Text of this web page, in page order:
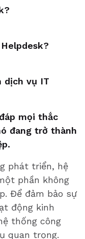
dịch vụ IT
mọi thắc
đang trở thành
phát triển, hệ
phần không
Để đảm bảo sự
động kinh
thống công
quan trọng.